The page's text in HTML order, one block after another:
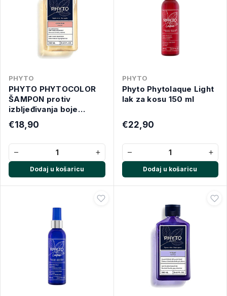
PHYTO
PHYTO PHYTOCOLOR
ŠAMPON protiv
izbljeđivanja boje
250ML
€18,90
− +
Dodaj u košaricu
PHYTO
Phyto Phytolaque Light
lak za kosu 150 ml
€22,90
− +
Dodaj u košaricu